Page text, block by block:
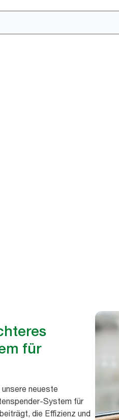
für
neueste
System für
die Effizienz und